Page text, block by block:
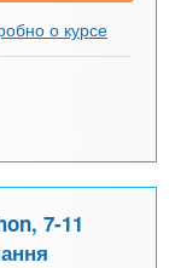
о курсе
7-11